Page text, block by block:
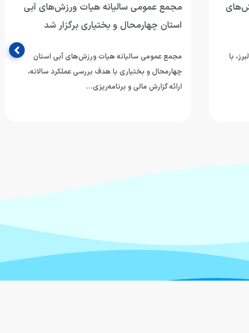
با
مجمع عمومی سالیانه هیات ورزش‌های آبی
استان چهارمحال و بختیاری برگزار شد
مجمع عمومی سالیانه هیات ورزش‌های آبی استان
چهارمحال و بختیاری با هدف بررسی عملکرد سالانه،
ارائه گزارش مالی و برنامه‌ریزی…